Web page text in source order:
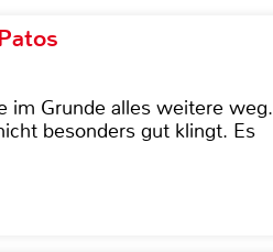
im Grunde alles weitere weg.
besonders gut klingt. Es